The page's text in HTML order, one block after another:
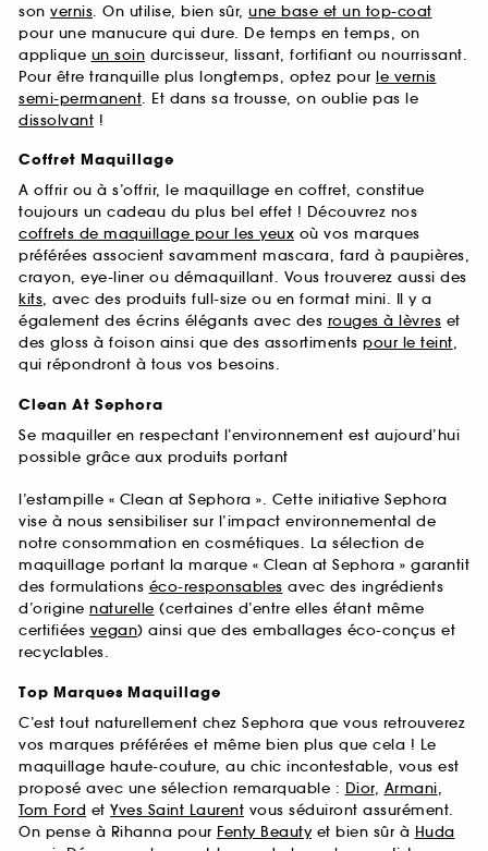
son vernis. On utilise, bien sûr, une base et un top-coat
pour une manucure qui dure. De temps en temps, on
applique un soin durcisseur, lissant, fortifiant ou nourrissant.
Pour être tranquille plus longtemps, optez pour le vernis
semi-permanent. Et dans sa trousse, on oublie pas le
dissolvant !
Coffret Maquillage
A offrir ou à s’offrir, le maquillage en coffret, constitue
toujours un cadeau du plus bel effet ! Découvrez nos
coffrets de maquillage pour les yeux où vos marques
préférées associent savamment mascara, fard à paupières,
crayon, eye-liner ou démaquillant. Vous trouverez aussi des
kits, avec des produits full-size ou en format mini. Il y a
également des écrins élégants avec des rouges à lèvres et
des gloss à foison ainsi que des assortiments pour le teint,
qui répondront à tous vos besoins.
Clean At Sephora
Se maquiller en respectant l’environnement est aujourd’hui
possible grâce aux produits portant
l’estampille « Clean at Sephora ». Cette initiative Sephora
vise à nous sensibiliser sur l’impact environnemental de
notre consommation en cosmétiques. La sélection de
maquillage portant la marque « Clean at Sephora » garantit
des formulations éco-responsables avec des ingrédients
d’origine naturelle (certaines d’entre elles étant même
certifiées vegan) ainsi que des emballages éco-conçus et
recyclables.
Top Marques Maquillage
C’est tout naturellement chez Sephora que vous retrouverez
vos marques préférées et même bien plus que cela ! Le
maquillage haute-couture, au chic incontestable, vous est
proposé avec une sélection remarquable : Dior, Armani,
Tom Ford et Yves Saint Laurent vous séduiront assurément.
On pense à Rihanna pour Fenty Beautyet bien sûr à Huda